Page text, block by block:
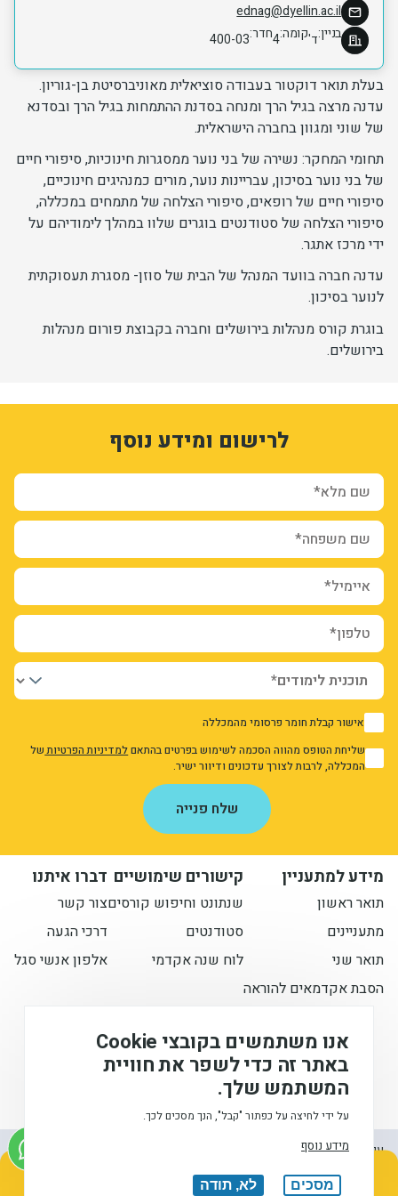
יחידות ומכונים
חברה וקהילה
ednag@dyellin.ac.il
בנייןד'קומה4חדר400-03
בעלת תואר דוקטור בעבודה סוציאלית מאוניברסיטת בן-גוריון.
עדנה מרצה בגיל הרך ומנחה בסדנת ההתמחות בגיל הרך ובסדנא
של שוני ומגוון בחברה הישראלית.
תחומי המחקר: נשירה של בני נוער ממסגרות חינוכיות, סיפורי חיים
של בני נוער בסיכון, עבריינות נוער, מורים כמנהיגים חינוכיים,
סיפורי חיים של רופאים, סיפורי הצלחה של מתמחים במכללה,
סיפורי הצלחה של סטודנטים בוגרים שלוו במהלך לימודיהם על
ידי מרכז אתגר.
עדנה חברה בוועד המנהל של הבית של סוזן- מסגרת תעסוקתית
לנוער בסיכון.
בוגרת קורס מנהלות בירושלים וחברה בקבוצת פורום מנהלות
בירושלים.
לרישום ומידע נוסף
שם מלא*
שם משפחה*
איימיל*
טלפון*
1 אישור קבלת חומר פרסומי מהמכללה
1
אני מאשר/ת את מדיניות הפרטיות
שליחת הטופס מהווה הסכמה לשימוש בפרטים בהתאםלמדיניות הפרטיותשל
המכללה, לרבות לצורך עדכונים ודיוור ישיר.
שלח פנייה
WxkWkylDYzdQEAKXSiwz70ZzaL65VEV6UBDxFKogxQs
rvJ136M2sDgaRdfgxFHKbf2OFOP_pA0uj587B3cy6os
מתעניינים בלימודים
מידע למתעניין
תואר ראשון
מתעניינים
תואר שני
הסבת אקדמאים להוראה
קישורים שימושיים
שנתונט וחיפוש קורסים
סטודנטים
לוח שנה אקדמי
דברו איתנו
צור קשר
דרכי הגעה
אלפון אנשי סגל
המכללה האקדמית לחינוך ע"ש דוד ילין (ע.ר), © 2026
הישארו מעודכנים איתנו
עיצוב
אנו משתמשים בקובצי Cookie
באתר זה כדי לשפר את חוויית
המשתמש שלך.
על ידי לחיצה על כפתור "קבל", הנך מסכים לכך.
מידע נוסף
מסכים לא, תודה